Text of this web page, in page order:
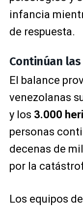
infancia
de respuesta.
Continúan
El balance
venezolanas
y los 3.000
personas
decenas de
por la
Los equipos